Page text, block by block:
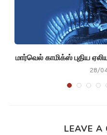
மார்வெல் காமிக்ஸ் புதிய
28/
LEAVE A